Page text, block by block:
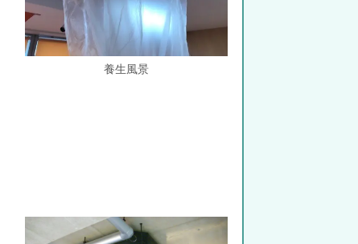
養生風景